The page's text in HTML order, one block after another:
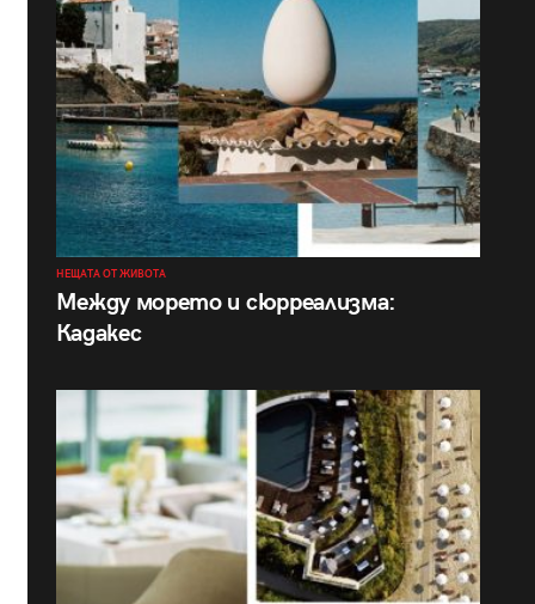
НЕЩАТА ОТ ЖИВОТА
Между морето и сюрреализма:
Кадакес